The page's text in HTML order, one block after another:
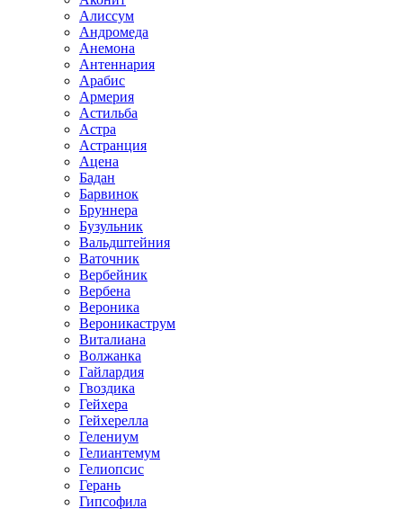
Алиссум
Андромеда
Анемона
Антеннария
Арабис
Армерия
Астильба
Астра
Астранция
Ацена
Бадан
Барвинок
Бруннера
Бузульник
Вальдштейния
Ваточник
Вербейник
Вербена
Вероника
Вероникаструм
Виталиана
Волжанка
Гайлардия
Гвоздика
Гейхера
Гейхерелла
Гелениум
Гелиантемум
Гелиопсис
Герань
Гипсофила